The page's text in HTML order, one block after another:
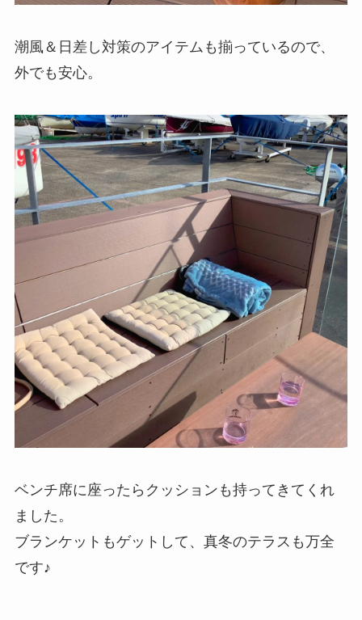
潮風＆日差し対策のアイテムも揃っているので、
外でも安心。
ベンチ席に座ったらクッションも持ってきてくれ
ました。
ブランケットもゲットして、真冬のテラスも万全
です♪